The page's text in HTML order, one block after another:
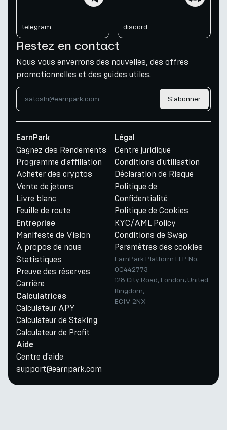
telegram discord
Restez en contact
Nous vous enverrons des nouvelles, des offres
promotionnelles et des guides utiles.
S'abonner
EarnPark
Gagnez des Rendements
Programme d'affiliation
Acheter des cryptos
Vente de jetons
Livre blanc
Feuille de route
Entreprise
Manifeste de Vision
À propos de nous
Statistiques
Preuve des réserves
Carrière
Calculatrices
Calculateur APY
Calculateur de Staking
Calculateur de Profit
Aide
Centre d'aide
support@earnpark.com
Légal
Centre juridique
Conditions d'utilisation
Déclaration de Risque
Politique de
Confidentialité
Politique de Cookies
KYC/AML Policy
Conditions de Swap
Paramètres des cookies
EarnPark Platform LLP No.
OC442773
128 City Road, London, United
Kingdom,
EC1V 2NX